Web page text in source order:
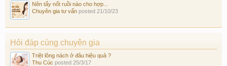
Nên tẩy nốt ruồi nào cho hợp...
Chuyên gia tư vấn posted 21/10/23
Hỏi đáp cùng chuyên gia
Triệt lông nách ở đâu hiệu quả ?
Thu Cúc posted 25/3/17